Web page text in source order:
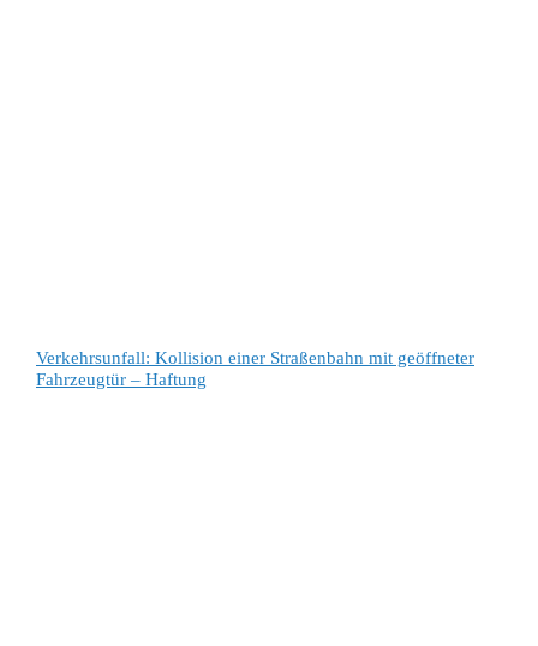
Verkehrsunfall: Kollision einer Straßenbahn mit geöffneter
Fahrzeugtür – Haftung